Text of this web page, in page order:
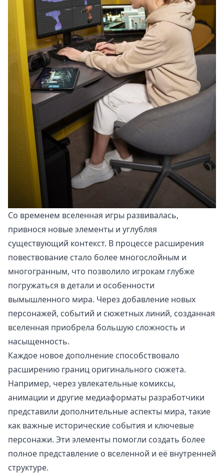
Со временем вселенная игры развивалась,
привнося новые элементы и углубляя
существующий контекст. В процессе расширения
повествование стало более многослойным и
многогранным, что позволило игрокам глубже
погружаться в детали и особенности
вымышленного мира. Через добавление новых
персонажей, событий и сюжетных линий, созданная
вселенная приобрела большую сложность и
насыщенность.
Каждое новое дополнение способствовало
расширению границ оригинального сюжета.
Например, через увлекательные комиксы,
анимации и другие медиаформаты разработчики
представили дополнительные аспекты мира, такие
как важные исторические события и ключевые
персонажи. Эти элементы помогли создать более
полное представление о вселенной и её внутренней
структуре.